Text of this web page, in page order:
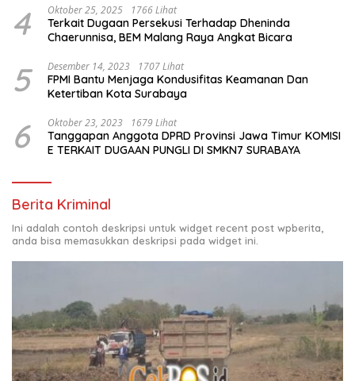
4 Oktober 25, 2025 1766 Lihat
Terkait Dugaan Persekusi Terhadap Dheninda
Chaerunnisa, BEM Malang Raya Angkat Bicara
5 Desember 14, 2023 1707 Lihat
FPMI Bantu Menjaga Kondusifitas Keamanan Dan
Ketertiban Kota Surabaya
6 Oktober 23, 2023 1679 Lihat
Tanggapan Anggota DPRD Provinsi Jawa Timur KOMISI
E TERKAIT DUGAAN PUNGLI DI SMKN7 SURABAYA
Berita Kriminal
Ini adalah contoh deskripsi untuk widget recent post wpberita,
anda bisa memasukkan deskripsi pada widget ini.